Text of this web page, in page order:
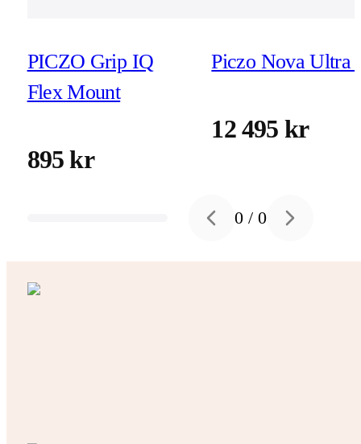
PICZO Grip IQ
Flex Mount
895 kr
Piczo Nova Ultra
12 495 kr
Previous slide
0 /0 Next slide